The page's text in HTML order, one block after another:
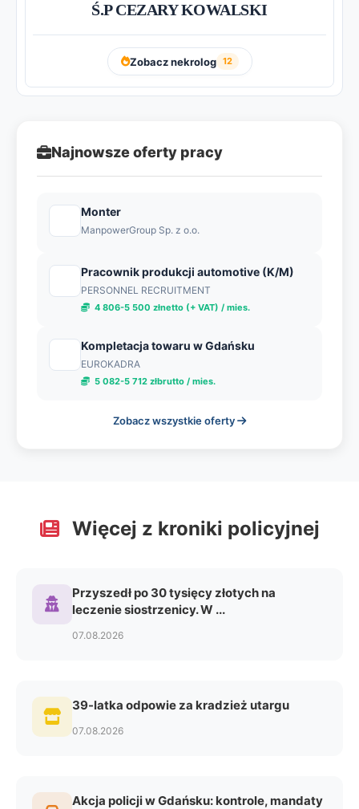
Ś.P CEZARY KOWALSKI
Zobacz nekrolog 12
Najnowsze oferty pracy
Monter
ManpowerGroup Sp. z o.o.
Pracownik produkcji automotive (K/M)
PERSONNEL RECRUITMENT
4 806-5 500 złnetto (+ VAT) / mies.
Kompletacja towaru w Gdańsku
EUROKADRA
5 082-5 712 złbrutto / mies.
Zobacz wszystkie oferty
Więcej z kroniki policyjnej
Przyszedł po 30 tysięcy złotych na
leczenie siostrzenicy. W ...
07.08.2026
39-latka odpowie za kradzież utargu
07.08.2026
Akcja policji w Gdańsku: kontrole, mandaty